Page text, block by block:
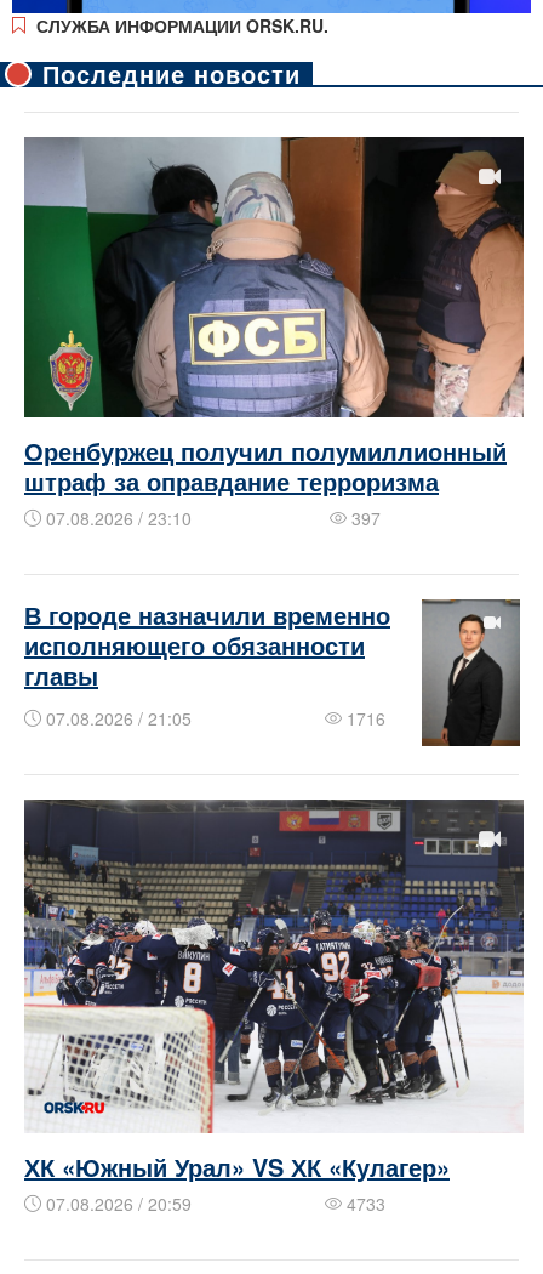
СЛУЖБА ИНФОРМАЦИИ ORSK.RU.
Последние новости
Оренбуржец получил полумиллионный
штраф за оправдание терроризма
07.08.2026 / 23:10 397
В городе назначили временно
исполняющего обязанности
главы
07.08.2026 / 21:05 1716
ХК «Южный Урал» VS ХК «Кулагер»
07.08.2026 / 20:59 4733